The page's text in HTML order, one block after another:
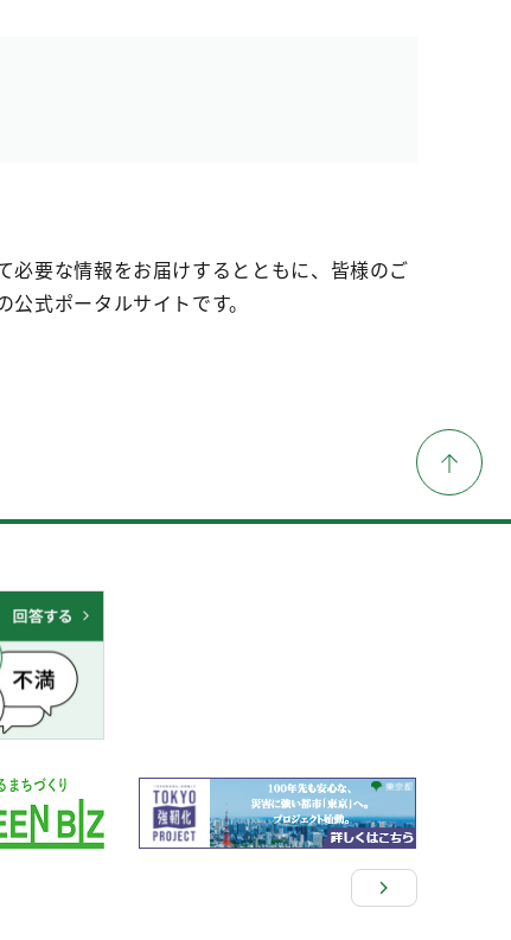
要な情報をお届けするとともに、皆様のご
式ポータルサイトです。